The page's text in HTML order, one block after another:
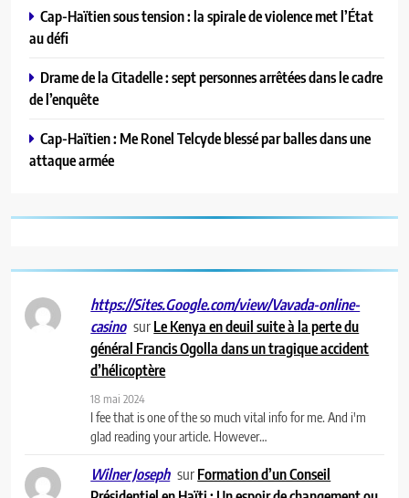
Cap-Haïtien sous tension : la spirale de violence met l’État
au défi
Drame de la Citadelle : sept personnes arrêtées dans le cadre
de l’enquête
Cap-Haïtien : Me Ronel Telcyde blessé par balles dans une
attaque armée
https://Sites.Google.com/view/Vavada-online-
casino surLe Kenya en deuil suite à la perte du
général Francis Ogolla dans un tragique accident
d’hélicoptère
18 mai 2024
I fee that is one of the so much vital info for me. And i'm
glad reading your article. However…
Wilner Joseph surFormation d’un Conseil